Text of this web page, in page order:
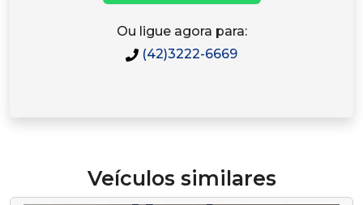
Ou ligue agora para:
(42)3222-6669
Veículos similares